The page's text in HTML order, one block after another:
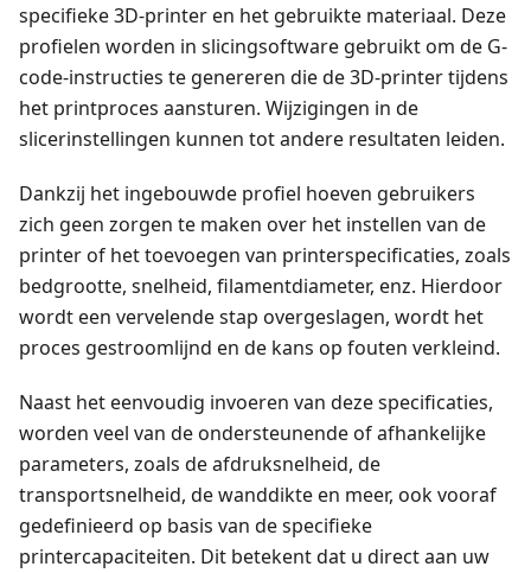
specifieke 3D-printer en het gebruikte materiaal. Deze
profielen worden in slicingsoftware gebruikt om de G-
code-instructies te genereren die de 3D-printer tijdens
het printproces aansturen. Wijzigingen in de
slicerinstellingen kunnen tot andere resultaten leiden.
Dankzij het ingebouwde profiel hoeven gebruikers
zich geen zorgen te maken over het instellen van de
printer of het toevoegen van printerspecificaties, zoals
bedgrootte, snelheid, filamentdiameter, enz. Hierdoor
wordt een vervelende stap overgeslagen, wordt het
proces gestroomlijnd en de kans op fouten verkleind.
Naast het eenvoudig invoeren van deze specificaties,
worden veel van de ondersteunende of afhankelijke
parameters, zoals de afdruksnelheid, de
transportsnelheid, de wanddikte en meer, ook vooraf
gedefinieerd op basis van de specifieke
printercapaciteiten. Dit betekent dat u direct aan uw